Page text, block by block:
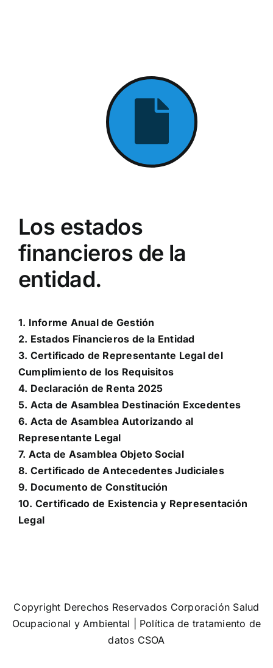
Los estados
financieros de la
entidad.
1. Informe Anual de Gestión
2. Estados Financieros de la Entidad
3. Certificado de Representante Legal del
Cumplimiento de los Requisitos
4. Declaración de Renta 2025
5. Acta de Asamblea Destinación Excedentes
6. Acta de Asamblea Autorizando al
Representante Legal
7. Acta de Asamblea Objeto Social
8. Certificado de Antecedentes Judiciales
9. Documento de Constitución
10. Certificado de Existencia y Representación
Legal
Copyright Derechos Reservados Corporación Salud
Ocupacional y Ambiental | Política de tratamiento de
datos CSOA